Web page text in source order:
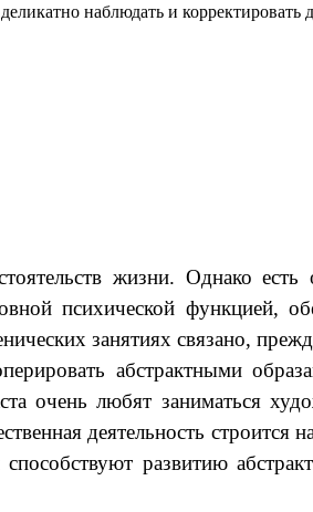
наблюдать и корректировать
жизни. Однако есть
психической функцией,
занятиях связано,
абстрактными
очень любят заниматься
деятельность
развитию